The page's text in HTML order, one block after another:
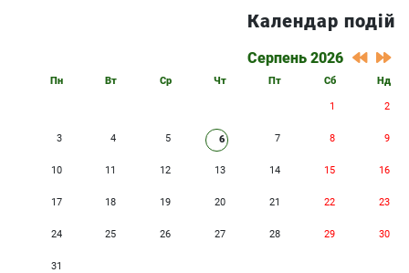
Календар подій
Серпень 2026
Пн Вт Ср Чт Пт Сб Нд
1 2
3 4 5 6 7 8 9
10 11 12 13 14 15 16
17 18 19 20 21 22 23
24 25 26 27 28 29 30
31